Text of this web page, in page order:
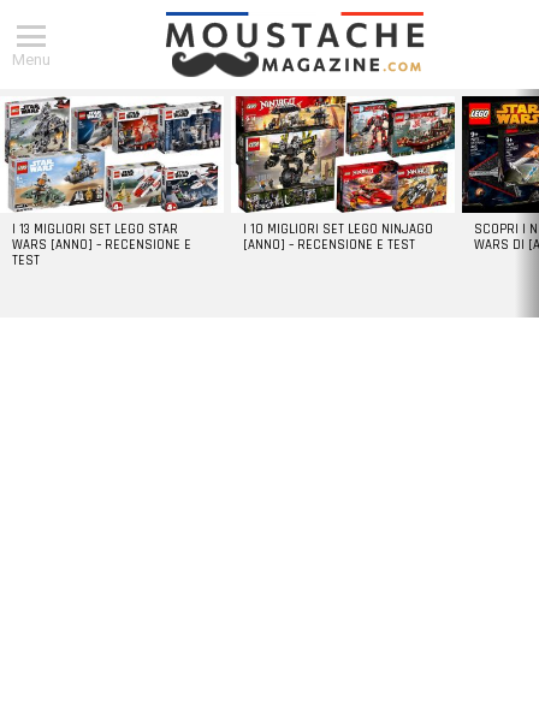
Menu
DERNIERS
ARTICLES
I 13 MIGLIORI SET LEGO STAR
WARS [ANNO] – RECENSIONE E
TEST
I 10 MIGLIORI SET LEGO NINJAGO
[ANNO] – RECENSIONE E TEST
SCOPRI I
WARS DI